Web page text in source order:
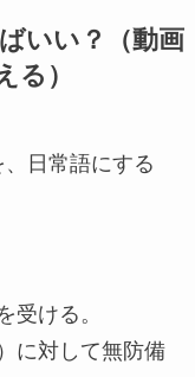
いい？（動画
る）
日常語にする
受ける。
に対して無防備